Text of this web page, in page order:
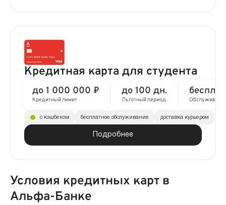
Кредитная карта для студента
до 1 000 000 ₽
Кредитный лимит
до 100 дн.
Льготный период
Подробнее
с кэшбеком бесплатное обслуживание доставка курьером
Условия кредитных карт в
Альфа-Банке